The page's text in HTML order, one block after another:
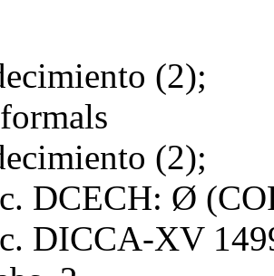
(2);
(2);
DCECH: Ø
DICCA-XV